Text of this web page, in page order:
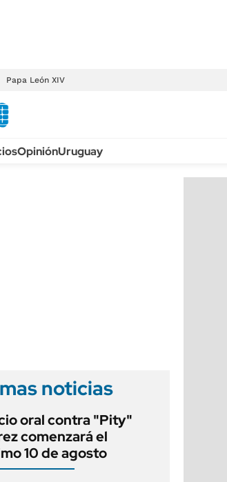
Papa León XIV
OpiniónUruguay
noticias
oral contra "Pity"
comenzará el
10 de agosto